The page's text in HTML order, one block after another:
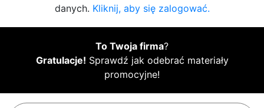
danych. Kliknij, aby się zalogować.
To Twoja firma?
Gratulacje! Sprawdź jak odebrać materiały
promocyjne!